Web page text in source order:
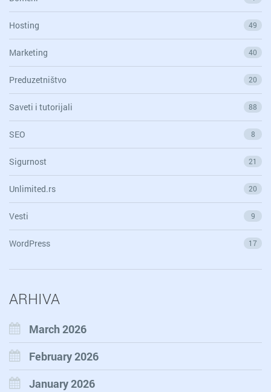
Hosting 49
Marketing 40
Preduzetništvo 20
Saveti i tutorijali 88
SEO 8
Sigurnost 21
Unlimited.rs 20
Vesti 9
WordPress 17
ARHIVA
March 2026
February 2026
January 2026